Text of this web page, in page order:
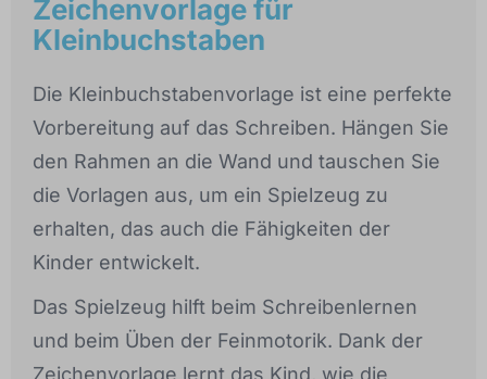
Zeichenvorlage für
Kleinbuchstaben
Die Kleinbuchstabenvorlage ist eine perfekte
Vorbereitung auf das Schreiben. Hängen Sie
den Rahmen an die Wand und tauschen Sie
die Vorlagen aus, um ein Spielzeug zu
erhalten, das auch die Fähigkeiten der
Kinder entwickelt.
Das Spielzeug hilft beim Schreibenlernen
und beim Üben der Feinmotorik. Dank der
Zeichenvorlage lernt das Kind, wie die